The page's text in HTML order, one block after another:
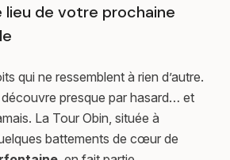
lieu de votre prochaine
qui ne ressemblent à rien d’autre.
découvre presque par hasard… et
La Tour Obin, située à
battements de cœur de